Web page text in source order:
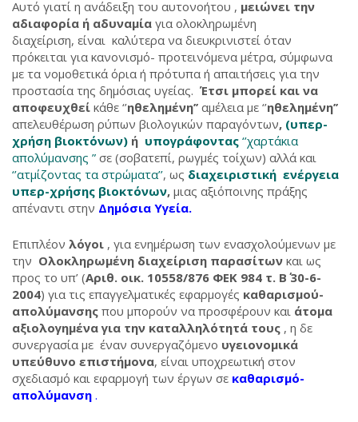
Αυτό γιατί η ανάδειξη του αυτονοήτου , μειώνει την
αδιαφορία ή αδυναμία για ολοκληρωμένη
διαχείριση, είναι καλύτερα να διευκρινιστεί όταν
πρόκειται για κανονισμό- προτεινόμενα μέτρα, σύμφωνα
με τα νομοθετικά όρια ή πρότυπα ή απαιτήσεις για την
προστασία της δημόσιας υγείας. Έτσι μπορεί και να
αποφευχθεί κάθε ‘’ηθελημένη’’ αμέλεια με ‘’ηθελημένη’’
απελευθέρωση ρύπων βιολογικών παραγόντων, (υπερ-
χρήση βιοκτόνων) ή υπογράφοντας ‘’χαρτάκια
απολύμανσης ” σε (σοβατεπί, ρωγμές τοίχων) αλλά και
‘’ατμίζοντας τα στρώματα’’, ως διαχειριστική ενέργεια
υπερ-χρήσης βιοκτόνων, μιας αξιόποινης πράξης
απέναντι στην Δημόσια Υγεία.
Επιπλέον λόγοι , για ενημέρωση των ενασχολούμενων με
την Ολοκληρωμένη διαχείριση παρασίτων και ως
προς το υπ’ (Αριθ. οικ. 10558/876 ΦΕΚ 984 τ. Β΄ 30-6-
2004) για τις επαγγελματικές εφαρμογές καθαρισμού-
απολύμανσης που μπορούν να προσφέρουν και άτομα
αξιολογημένα για την καταλληλότητά τους , η δε
συνεργασία με έναν συνεργαζόμενο υγειονομικά
υπεύθυνο επιστήμονα, είναι υποχρεωτική στον
σχεδιασμό και εφαρμογή των έργων σε καθαρισμό-
απολύμανση .